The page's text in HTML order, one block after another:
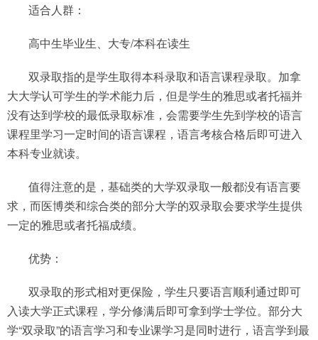
适合人群：
高中生毕业生、大专/本科在读生
双录取指的是学生取得本科录取和语言课程录取。加拿
大大学认可学生的学术能力后，但是学生的雅思或者托福并
没有达到学校的最低录取标准，会需要学生先到学校的语言
课程里学习一定时间的语言课程，语言考核合格后即可进入
本科专业就读。
值得注意的是，基础类的大学双录取一般都没有语言要
求，而医博类和综合类的部分大学的双录取会要求学生提供
一定的雅思或者托福成绩。
优势：
双录取的形式相对更保险，学生只要语言顺利通过即可
入读大学正式课程，学分修满后即可拿到学士学位。部分大
学“双录取”的语言学习和专业课学习是同时进行，语言学到最